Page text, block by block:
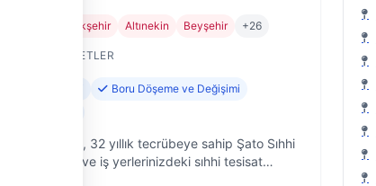
Akşehir Altınekin Beyşehir +26
HIZMETLER
Boru Döşeme ve Değişimi
Selçuklu'da, 32 yıllık tecrübeye sahip Şato Sıhhi
olarak, ev ve iş yerlerinizdeki sıhhi tesisat